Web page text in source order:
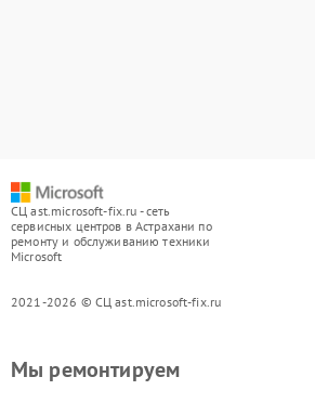
СЦ ast.microsoft-fix.ru - сеть
сервисных центров в Астрахани по
ремонту и обслуживанию техники
Microsoft
2021-2026 © СЦ ast.microsoft-fix.ru
Мы ремонтируем